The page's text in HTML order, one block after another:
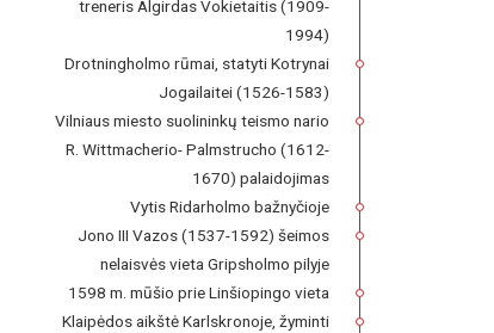
treneris Algirdas Vokietaitis (1909-
1994)
Drotningholmo rūmai, statyti Kotrynai
Jogailaitei (1526-1583)
Vilniaus miesto suolininkų teismo nario
R. Wittmacherio- Palmstrucho (1612-
1670) palaidojimas
Vytis Ridarholmo bažnyčioje
Jono III Vazos (1537-1592) šeimos
nelaisvės vieta Gripsholmo pilyje
1598 m. mūšio prie Linšiopingo vieta
Klaipėdos aikštė Karlskronoje, žyminti